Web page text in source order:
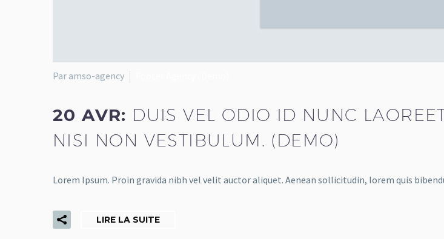
Par amso-agency
20 AVR: DUIS VEL ODIO ID NUNC
NISI NON VESTIBULUM. (DEMO)
Lorem Ipsum. Proin gravida nibh vel velit auctor aliquet. Aenean sollicitudin, lorem quis
LIRE LA SUITE